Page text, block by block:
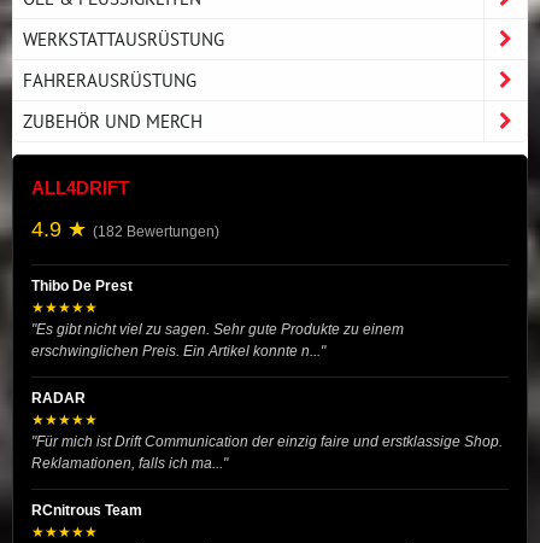
WERKSTATTAUSRÜSTUNG
FAHRERAUSRÜSTUNG
ZUBEHÖR UND MERCH
ALL4DRIFT
4.9 ★ (182 Bewertungen)
Thibo De Prest
★★★★★
"Es gibt nicht viel zu sagen. Sehr gute Produkte zu einem
erschwinglichen Preis. Ein Artikel konnte n..."
RADAR
★★★★★
"Für mich ist Drift Communication der einzig faire und erstklassige Shop.
Reklamationen, falls ich ma..."
RCnitrous Team
★★★★★